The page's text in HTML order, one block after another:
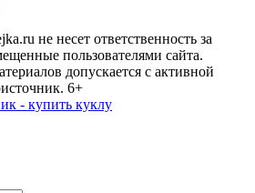
не несет ответственность за
пользователями сайта.
допускается с активной
6+
- купить куклу